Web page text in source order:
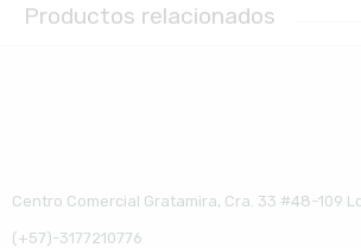
Productos relacionados
Centro Comercial Gratamira, Cra. 33 #48-109 Lc
(+57)-3177210776